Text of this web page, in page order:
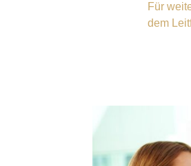
Für
dem